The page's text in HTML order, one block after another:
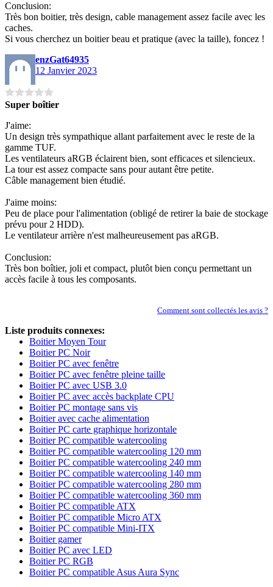
Conclusion:
Très bon boitier, très design, cable management assez facile avec les
caches.
Si vous cherchez un boitier beau et pratique (avec la taille), foncez !
enzGat64935
12 Janvier 2023
Super boîtier
J'aime:
Un design très sympathique allant parfaitement avec le reste de la
gamme TUF.
Les ventilateurs aRGB éclairent bien, sont efficaces et silencieux.
La tour est assez compacte sans pour autant être petite.
Câble management bien étudié.
J'aime moins:
Peu de place pour l'alimentation (obligé de retirer la baie de stockage
prévu pour 2 HDD).
Le ventilateur arrière n'est malheureusement pas aRGB.
Conclusion:
Très bon boîtier, joli et compact, plutôt bien conçu permettant un
accès facile à tous les composants.
Comment sont collectés les avis ?
Liste produits connexes:
Boitier Moyen Tour
Boitier PC Noir
Boitier PC avec fenêtre
Boitier PC avec fenêtre pleine taille
Boitier PC avec USB 3.0
Boitier PC avec accès backplate CPU
Boitier PC montage sans vis
Boitier avec cache alimentation
Boitier PC carte graphique horizontale
Boitier PC compatible watercooling
Boitier PC compatible watercooling 120 mm
Boitier PC compatible watercooling 240 mm
Boitier PC compatible watercooling 140 mm
Boitier PC compatible watercooling 280 mm
Boitier PC compatible watercooling 360 mm
Boitier PC compatible ATX
Boitier PC compatible Micro ATX
Boitier PC compatible Mini-ITX
Boitier gamer
Boitier PC avec LED
Boitier PC RGB
Boitier PC compatible Asus Aura Sync